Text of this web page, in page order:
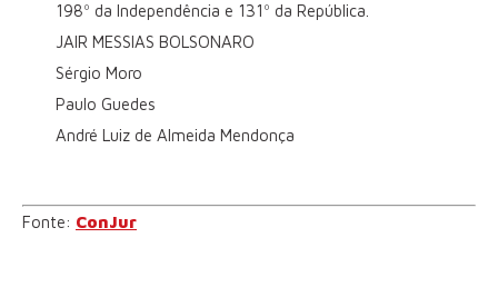
198º da Independência e 131º da República.
JAIR MESSIAS BOLSONARO
Sérgio Moro
Paulo Guedes
André Luiz de Almeida Mendonça
Fonte: ConJur